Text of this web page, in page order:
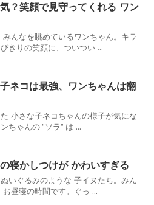
？笑顔で見守ってくれる ワン
みんなを眺めているワンちゃん。キラ
きりの笑顔に、ついつい ...
ネコは最強、ワンちゃんは翻
小さな子ネコちゃんの様子が気にな
ちゃんの ”ソラ” は ...
寝かしつけが かわいすぎる
いぐるみのような 子イヌたち。みん
お昼寝の時間です。ぐっ ...